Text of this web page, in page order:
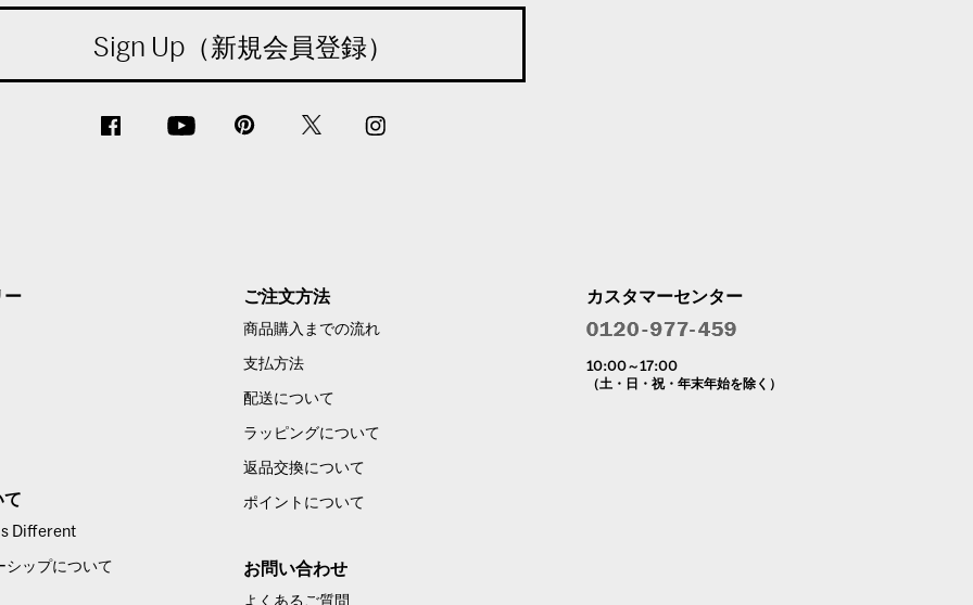
Sign Up（新規会員登録）
ー
て
Different
シップについて
ご注文方法
商品購入までの流れ
支払方法
配送について
ラッピングについて
返品交換について
ポイントについて
お問い合わせ
よくあるご質問
カスタマーセンター
10:00～17:00
（土・日・祝・年末年始を除く）